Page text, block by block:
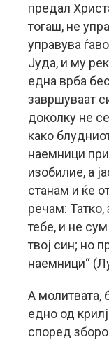
предал
тогаш, не
управува
Јуда, и му
една врба
завршуваат
доколку не
како
наемници
изобилие, а
станам и ќе
речам:
тебе, и не
твој син; но
наемници“
А молитвата,
едно од
според